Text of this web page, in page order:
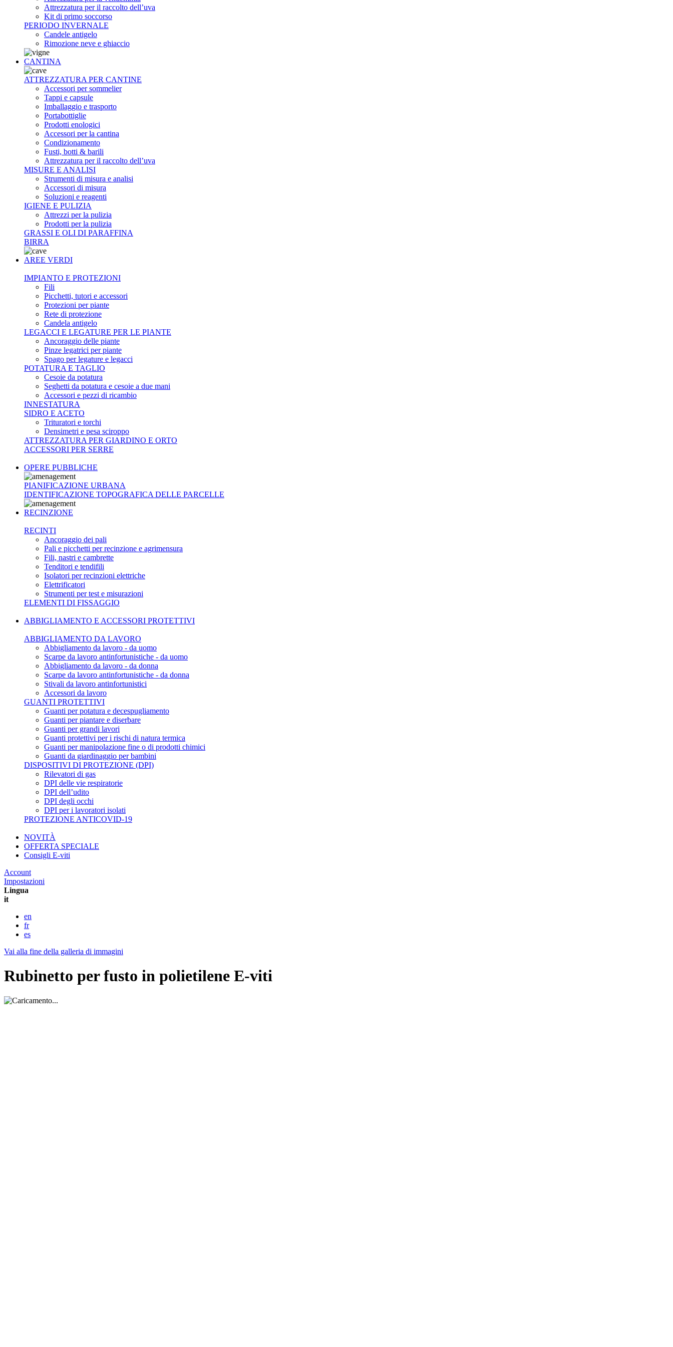
Attrezzatura per il raccolto dell’uva
Kit di primo soccorso
PERIODO INVERNALE
Candele antigelo
Rimozione neve e ghiaccio
CANTINA
ATTREZZATURA PER CANTINE
Accessori per sommelier
Tappi e capsule
Imballaggio e trasporto
Portabottiglie
Prodotti enologici
Accessori per la cantina
Condizionamento
Fusti, botti & barili
Attrezzatura per il raccolto dell’uva
MISURE E ANALISI
Strumenti di misura e analisi
Accessori di misura
Soluzioni e reagenti
IGIENE E PULIZIA
Attrezzi per la pulizia
Prodotti per la pulizia
GRASSI E OLI DI PARAFFINA
BIRRA
AREE VERDI
IMPIANTO E PROTEZIONI
Fili
Picchetti, tutori e accessori
Protezioni per piante
Rete di protezione
Candela antigelo
LEGACCI E LEGATURE PER LE PIANTE
Ancoraggio delle piante
Pinze legatrici per piante
Spago per legature e legacci
POTATURA E TAGLIO
Cesoie da potatura
Seghetti da potatura e cesoie a due mani
Accessori e pezzi di ricambio
INNESTATURA
SIDRO E ACETO
Trituratori e torchi
Densimetri e pesa sciroppo
ATTREZZATURA PER GIARDINO E ORTO
ACCESSORI PER SERRE
OPERE PUBBLICHE
PIANIFICAZIONE URBANA
IDENTIFICAZIONE TOPOGRAFICA DELLE PARCELLE
RECINZIONE
RECINTI
Ancoraggio dei pali
Pali e picchetti per recinzione e agrimensura
Fili, nastri e cambrette
Tenditori e tendifili
Isolatori per recinzioni elettriche
Elettrificatori
Strumenti per test e misurazioni
ELEMENTI DI FISSAGGIO
ABBIGLIAMENTO E ACCESSORI PROTETTIVI
ABBIGLIAMENTO DA LAVORO
Abbigliamento da lavoro - da uomo
Scarpe da lavoro antinfortunistiche - da uomo
Abbigliamento da lavoro - da donna
Scarpe da lavoro antinfortunistiche - da donna
Stivali da lavoro antinfortunistici
Accessori da lavoro
GUANTI PROTETTIVI
Guanti per potatura e decespugliamento
Guanti per piantare e diserbare
Guanti per grandi lavori
Guanti protettivi per i rischi di natura termica
Guanti per manipolazione fine o di prodotti chimici
Guanti da giardinaggio per bambini
DISPOSITIVI DI PROTEZIONE (DPI)
Rilevatori di gas
DPI delle vie respiratorie
DPI dell’udito
DPI degli occhi
DPI per i lavoratori isolati
PROTEZIONE ANTICOVID-19
NOVITÀ
OFFERTA SPECIALE
Consigli E-viti
Account
Impostazioni
Lingua
it
en
fr
es
Vai alla fine della galleria di immagini
Rubinetto per fusto in polietilene E-viti